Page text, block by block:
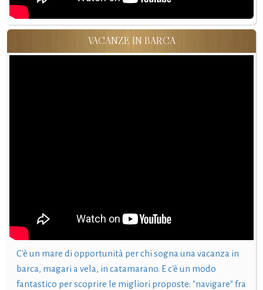
VACANZE IN BARCA
C'è un mare di opportunità per chi sogna una vacanza in
barca, magari a vela, in catamarano. E c'è un modo
fantastico per scoprire le migliori proposte: "navigare" fra